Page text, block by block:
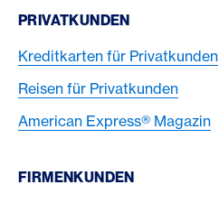
PRIVATKUNDEN
Kreditkarten für Privatkunden
Reisen für Privatkunden
American Express® Magazin
FIRMENKUNDEN